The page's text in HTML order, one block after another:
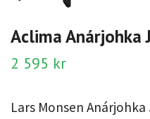
Aclima Anárjohka
2 595 kr
Lars Monsen